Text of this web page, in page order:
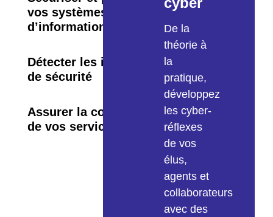
vos systèmes
d’information
Détecter les incidents
de sécurité
Assurer la continuité
de vos services
De la
théorie à
la
pratique,
développez
les cyber-
réflexes
de vos
élus,
agents et
collaborateurs
avec des